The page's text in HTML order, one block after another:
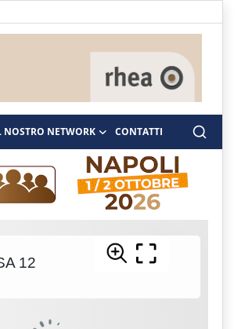
NOSTRO NETWORK CONTATTI